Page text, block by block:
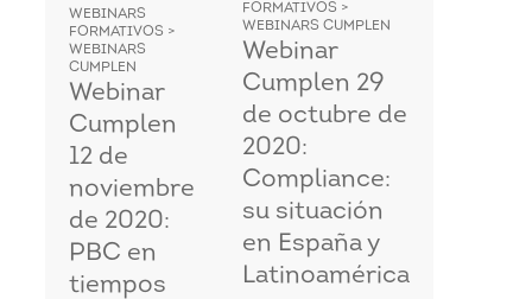
WEBINARS
FORMATIVOS >
WEBINARS
CUMPLEN
Webinar
Cumplen
12 de
noviembre
de 2020:
PBC en
tiempos
FORMATIVOS >
WEBINARS CUMPLEN
Webinar
Cumplen 29
de octubre de
2020:
Compliance:
su situación
en España y
Latinoamérica